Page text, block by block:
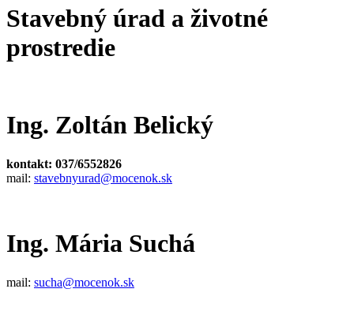
Stavebný úrad a životné
prostredie
Ing. Zoltán Belický
kontakt: 037/6552826
mail: stavebnyurad@mocenok.sk
Ing. Mária Suchá
mail: sucha@mocenok.sk